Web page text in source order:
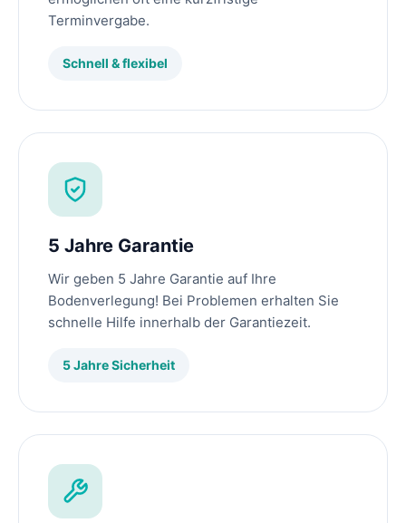
Terminvergabe.
Schnell & flexibel
5 Jahre Garantie
Wir geben 5 Jahre Garantie auf Ihre
Bodenverlegung! Bei Problemen erhalten Sie
schnelle Hilfe innerhalb der Garantiezeit.
5 Jahre Sicherheit